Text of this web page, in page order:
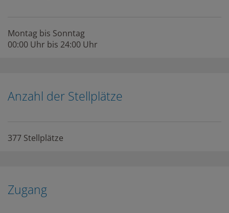
Montag bis Sonntag
00:00 Uhr bis 24:00 Uhr
Anzahl der Stellplätze
377 Stellplätze
Zugang